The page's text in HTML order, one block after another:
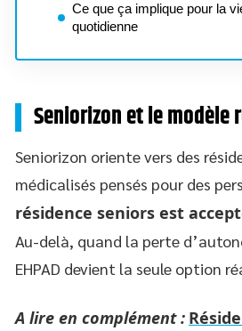
Ce que ça implique pour la
quotidienne
Seniorizon et le modèle
Seniorizon oriente vers des
médicalisés pensés pour des
résidence seniors est
Au-delà, quand la perte
EHPAD devient la seule option
A lire en complément :